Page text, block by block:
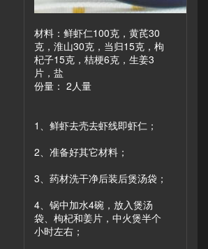
材料：鲜虾仁100克，黄芪30
克，淮山30克，当归15克，枸
杞子15克，桔梗6克，生姜3
片，盐
份量： 2人量
1、鲜虾去壳去虾线即虾仁；
2、准备好其它材料；
3、药材洗干净后装后煲汤袋；
4、锅中加水4碗，放入煲汤
袋、枸杞和姜片，中火煲半个
小时左右；